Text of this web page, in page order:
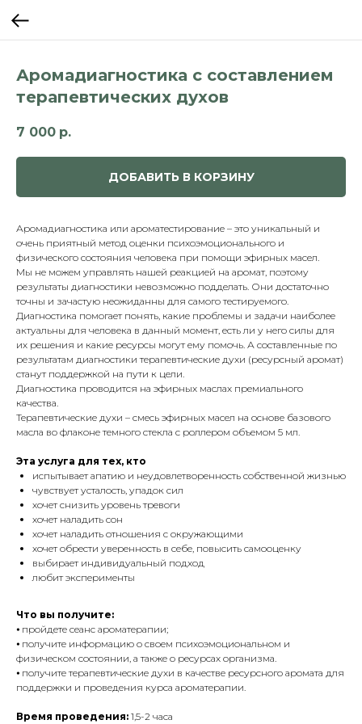
Аромадиагностика с составлением
терапевтических духов
7 000 р.
ДОБАВИТЬ В КОРЗИНУ
Аромадиагностика или ароматестирование – это уникальный и
очень приятный метод оценки психоэмоционального и
физического состояния человека при помощи эфирных масел.
Мы не можем управлять нашей реакцией на аромат, поэтому
результаты диагностики невозможно подделать. Они достаточно
точны и зачастую неожиданны для самого тестируемого.
Диагностика помогает понять, какие проблемы и задачи наиболее
актуальны для человека в данный момент, есть ли у него силы для
их решения и какие ресурсы могут ему помочь. А составленные по
результатам диагностики терапевтические духи (ресурсный аромат)
станут поддержкой на пути к цели.
Диагностика проводится на эфирных маслах премиального
качества.
Терапевтические духи – смесь эфирных масел на основе базового
масла во флаконе темного стекла с роллером объемом 5 мл.
Эта услуга для тех, кто
испытывает апатию и неудовлетворенность собственной жизнью
чувствует усталость, упадок сил
хочет снизить уровень тревоги
хочет наладить сон
хочет наладить отношения с окружающими
хочет обрести уверенность в себе, повысить самооценку
выбирает индивидуальный подход
любит эксперименты
Что вы получите:
⦁ пройдете сеанс ароматерапии;
⦁ получите информацию о своем психоэмоциональном и
физическом состоянии, а также о ресурсах организма.
⦁ получите терапевтические духи в качестве ресурсного аромата для
поддержки и проведения курса ароматерапии.
Время проведения: 1,5-2 часа